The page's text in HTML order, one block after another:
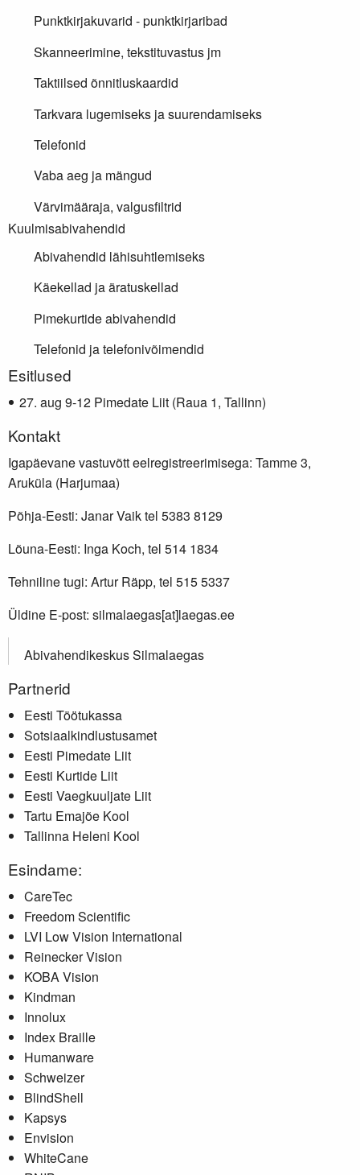
Punktkirjakuvarid - punktkirjaribad
Skanneerimine, tekstituvastus jm
Taktiilsed õnnitluskaardid
Tarkvara lugemiseks ja suurendamiseks
Telefonid
Vaba aeg ja mängud
Värvimääraja, valgusfiltrid
Kuulmisabivahendid
Abivahendid lähisuhtlemiseks
Käekellad ja äratuskellad
Pimekurtide abivahendid
Telefonid ja telefonivõimendid
Lisainfo
Esitlused
aug 9-12 Pimedate Liit (Raua 1, Tallinn)
Kontakt
Igapäevane vastuvõtt eelregistreerimisega: Tamme 3,
Aruküla (Harjumaa)
Põhja-Eesti: Janar Vaik tel 5383 8129
Lõuna-Eesti: Inga Koch, tel 514 1834
Tehniline tugi: Artur Räpp, tel 515 5337
Üldine E-post: silmalaegas[at]laegas.ee
Abivahendikeskus Silmalaegas
Partnerid
Eesti Töötukassa
Sotsiaalkindlustusamet
Eesti Pimedate Liit
Eesti Kurtide Liit
Eesti Vaegkuuljate Liit
Tartu Emajõe Kool
Tallinna Heleni Kool
Esindame:
CareTec
Freedom Scientific
LVI Low Vision International
Reinecker Vision
KOBA Vision
Kindman
Innolux
Index Braille
Humanware
Schweizer
BlindShell
Kapsys
Envision
WhiteCane